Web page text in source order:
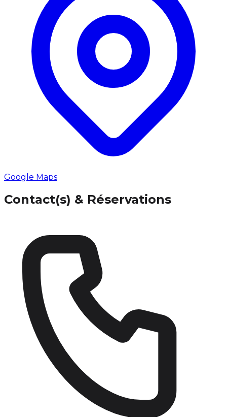
Google Maps
Contact(s) & Réservations